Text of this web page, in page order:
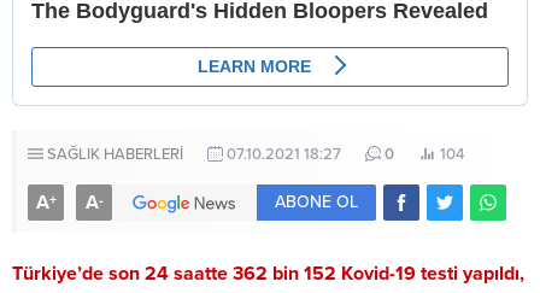
SAĞLIK HABERLERİ 07.10.2021 18:27 0 104
A+ A- ABONE OL
Türkiye’de son 24 saatte 362 bin 152 Kovid-19 testi yapıldı,